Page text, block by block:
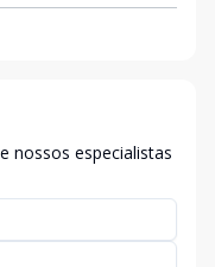
nossos especialistas